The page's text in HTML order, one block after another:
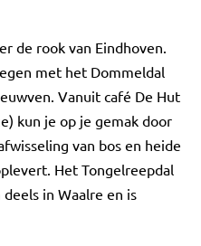
de rook van Eindhoven.
met het Dommeldal
Vanuit café De Hut
kun je op je gemak door
van bos en heide
Het Tongelreepdal
in Waalre en is